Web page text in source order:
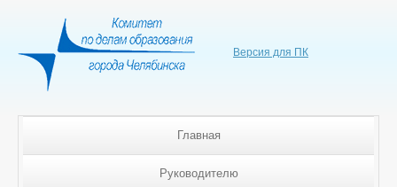
Версия для ПК
Главная
Руководителю